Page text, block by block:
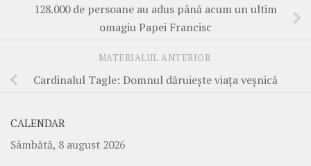
128.000 de persoane au adus până acum un ultim
omagiu Papei Francisc
MATERIALUL ANTERIOR
Cardinalul Tagle: Domnul dăruiește viața veșnică
CALENDAR
Sâmbătă, 8 august 2026